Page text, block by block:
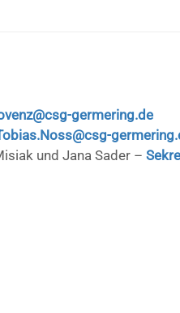
germering.de
und Jana Sader –